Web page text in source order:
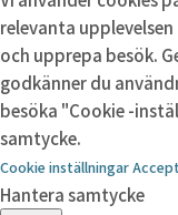
relevanta
och upprepa besök.
godkänner du
besöka "Cookie -
samtycke.
Cookie inställningar
Hantera samtycke